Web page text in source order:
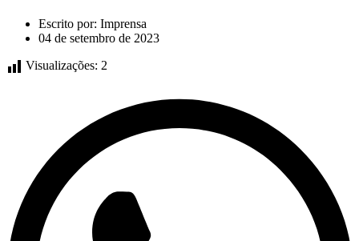
Escrito por: Imprensa
04 de setembro de 2023
Visualizações: 2